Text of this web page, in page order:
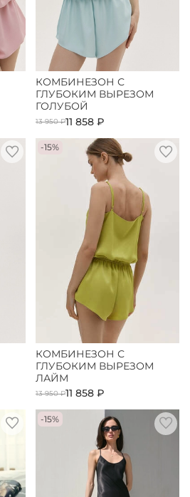
КОМБИНЕЗОН С
ГЛУБОКИМ ВЫРЕЗОМ
ГОЛУБОЙ
13 950 ₽11 858 ₽
-15%
КОМБИНЕЗОН С
ГЛУБОКИМ ВЫРЕЗОМ
ЛАЙМ
13 950 ₽11 858 ₽
-15%